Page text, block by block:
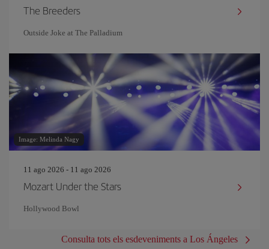
The Breeders
Outside Joke at The Palladium
Image: Melinda Nagy
11 ago 2026 - 11 ago 2026
Mozart Under the Stars
Hollywood Bowl
Consulta tots els esdeveniments a Los Ángeles